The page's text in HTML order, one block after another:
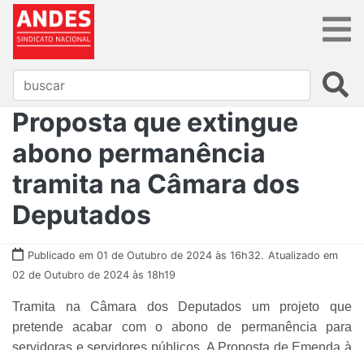
Proposta que extingue
abono permanência
tramita na Câmara dos
Deputados
Publicado em 01 de Outubro de 2024 às 16h32. Atualizado em
02 de Outubro de 2024 às 18h19
Tramita na Câmara dos Deputados um projeto que
pretende acabar com o abono de permanência para
servidoras e servidores públicos. A Proposta de Emenda à